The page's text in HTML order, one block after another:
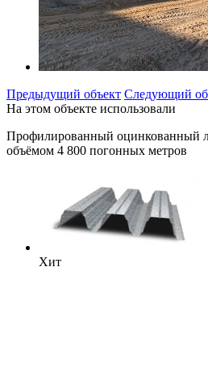
Предыдущий объект Следующий
На этом объекте использовали
Профилированный оцинкованный
объёмом 4 800 погонных метров
Хит